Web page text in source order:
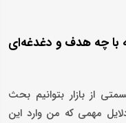
که با چه هدف و دغدغه‌ای
از بازار بتوانیم بحث
مهمی که من وارد این